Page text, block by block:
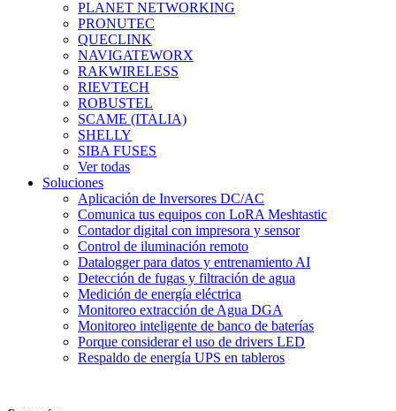
PLANET NETWORKING
PRONUTEC
QUECLINK
NAVIGATEWORX
RAKWIRELESS
RIEVTECH
ROBUSTEL
SCAME (ITALIA)
SHELLY
SIBA FUSES
Ver todas
Soluciones
Aplicación de Inversores DC/AC
Comunica tus equipos con LoRA Meshtastic
Contador digital con impresora y sensor
Control de iluminación remoto
Datalogger para datos y entrenamiento AI
Detección de fugas y filtración de agua
Medición de energía eléctrica
Monitoreo extracción de Agua DGA
Monitoreo inteligente de banco de baterías
Porque considerar el uso de drivers LED
Respaldo de energía UPS en tableros